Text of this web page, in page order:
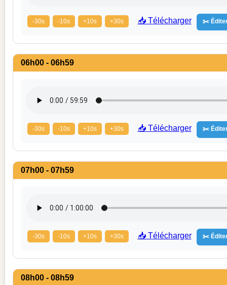
-30s -10s +10s +30s 📥 Télécharger ✂️
06h00 - 06h59
-30s -10s +10s +30s 📥 Télécharger ✂️
07h00 - 07h59
-30s -10s +10s +30s 📥 Télécharger ✂️
08h00 - 08h59